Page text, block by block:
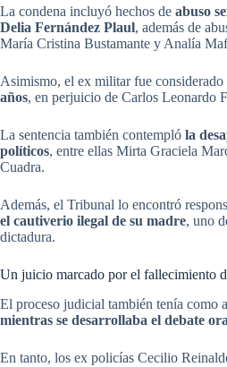
La condena incluyó hechos de abuso
Delia Fernández Plaul, además de
María Cristina Bustamante y Analía
Asimismo, el ex militar fue considerado
años, en perjuicio de Carlos Leonardo
La sentencia también contempló la
políticos, entre ellas Mirta Graciela
Cuadra.
Además, el Tribunal lo encontró
el cautiverio ilegal de su madre, uno
dictadura.
Un juicio marcado por el fallecimiento
El proceso judicial también tenía como
mientras se desarrollaba el debate
En tanto, los ex policías Cecilio